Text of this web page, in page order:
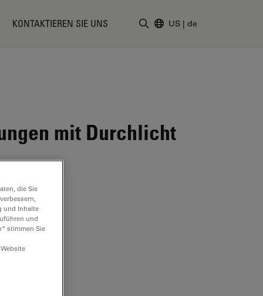
KONTAKTIEREN SIE UNS US | de
mit Durchlicht
die Sie
und Inhalte
und
stimmen Sie